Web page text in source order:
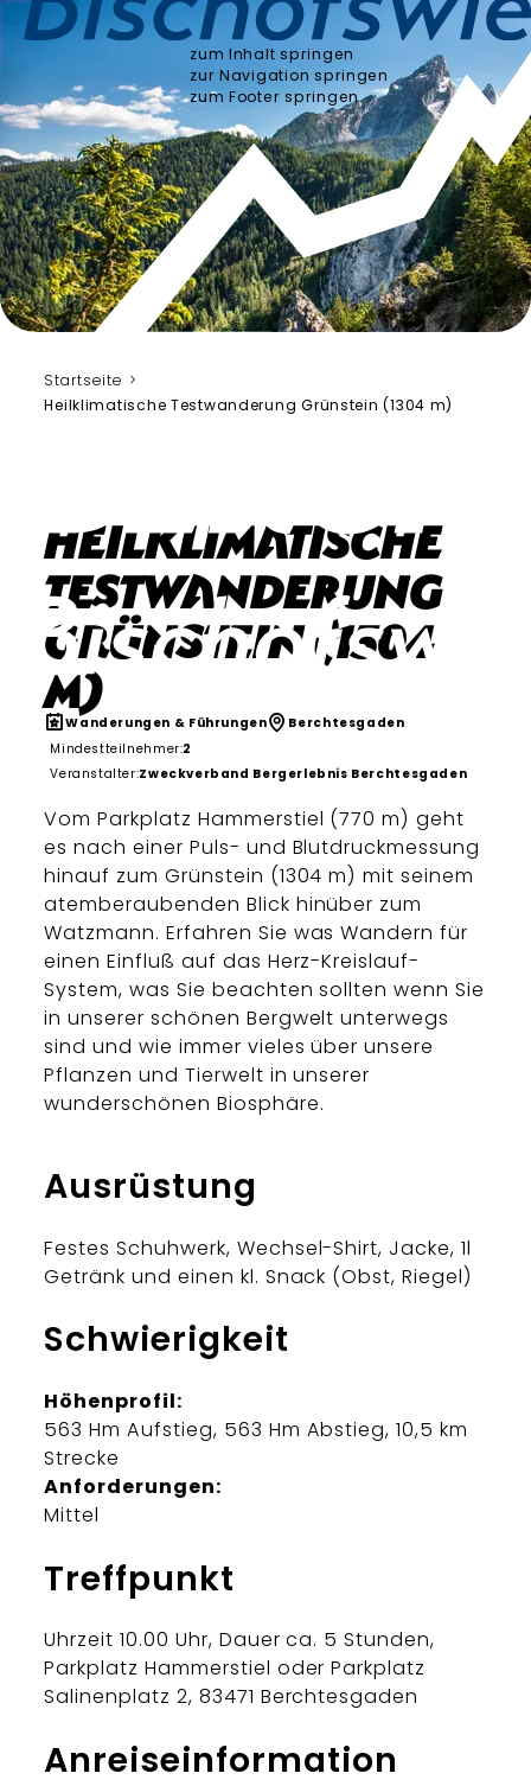
zum Inhalt springen
zur Navigation springen
zum Footer springen
Startseite
Heilklimatische Testwanderung Grünstein (1304 m)
Heilklimatische
Testwanderung
Grünstein (1304
m)
Wanderungen & Führungen
Berchtesgaden
Mindestteilnehmer:2
Veranstalter:Zweckverband Bergerlebnis Berchtesgaden
Vom Parkplatz Hammerstiel (770 m) geht
es nach einer Puls- und Blutdruckmessung
hinauf zum Grünstein (1304 m) mit seinem
atemberaubenden Blick hinüber zum
Watzmann. Erfahren Sie was Wandern für
einen Einfluß auf das Herz-Kreislauf-
System, was Sie beachten sollten wenn Sie
in unserer schönen Bergwelt unterwegs
sind und wie immer vieles über unsere
Pflanzen und Tierwelt in unserer
wunderschönen Biosphäre.
Ausrüstung
Festes Schuhwerk, Wechsel-Shirt, Jacke, 1l
Getränk und einen kl. Snack (Obst, Riegel)
Schwierigkeit
Höhenprofil:
563 Hm Aufstieg, 563 Hm Abstieg, 10,5 km
Strecke
Anforderungen:
Mittel
Treffpunkt
Uhrzeit 10.00 Uhr, Dauer ca. 5 Stunden,
Parkplatz Hammerstiel oder Parkplatz
Salinenplatz 2, 83471 Berchtesgaden
Anreiseinformation